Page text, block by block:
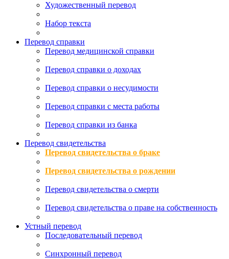
Художественный перевод
Набор текста
Перевод справки
Перевод медицинской справки
Перевод справки о доходах
Перевод справки о несудимости
Перевод справки с места работы
Перевод справки из банка
Перевод свидетельства
Перевод свидетельства о браке
Перевод свидетельства о рождении
Перевод свидетельства о смерти
Перевод свидетельства о праве на собственность
Устный перевод
Последовательный перевод
Синхронный перевод